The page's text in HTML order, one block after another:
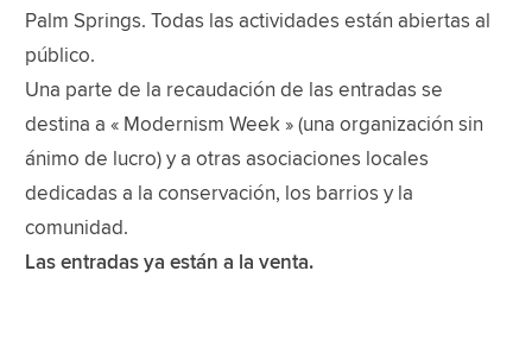
Palm Springs. Todas las actividades están abiertas al
público.
Una parte de la recaudación de las entradas se
destina a « Modernism Week » (una organización sin
ánimo de lucro) y a otras asociaciones locales
dedicadas a la conservación, los barrios y la
comunidad.
Las entradas ya están a la venta.